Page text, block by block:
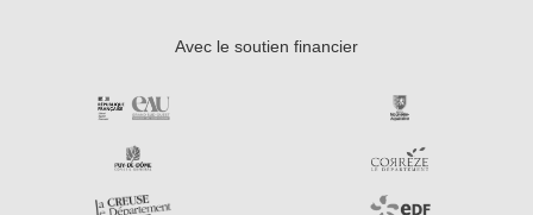
Avec le soutien financier